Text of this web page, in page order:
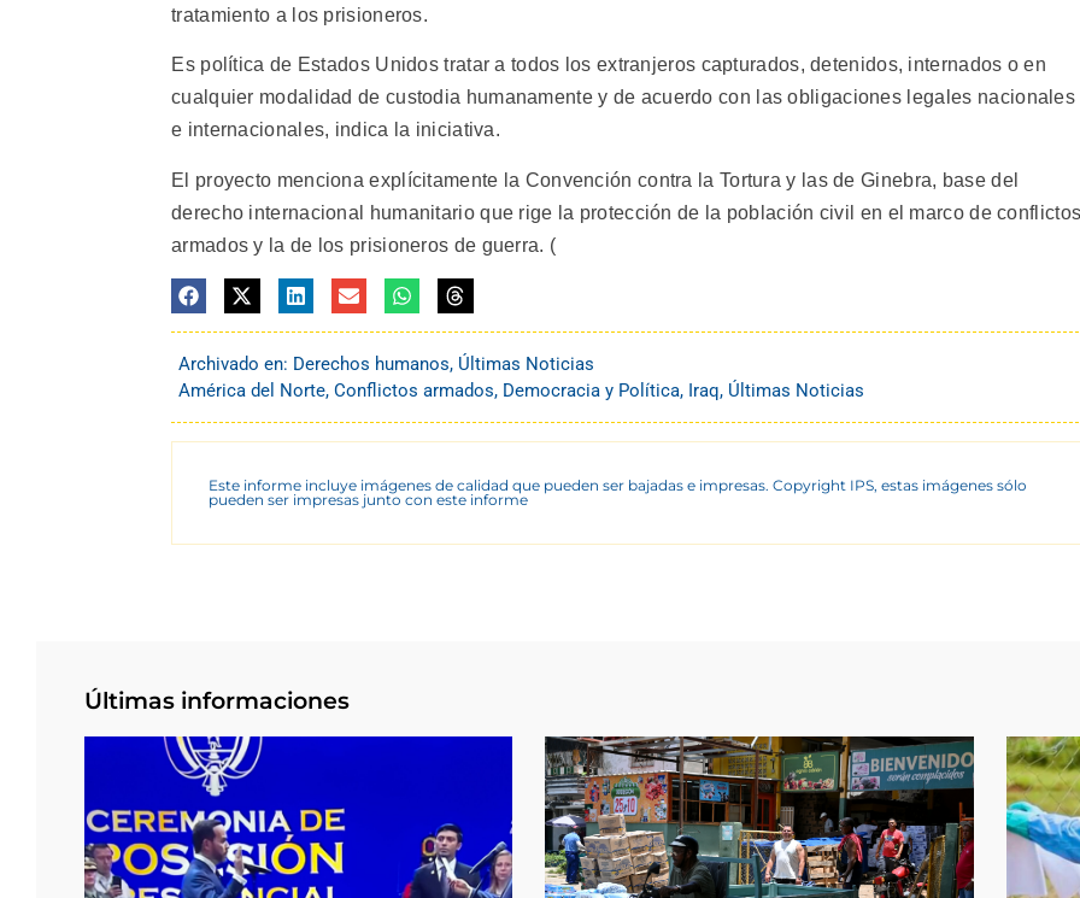
tratamiento a los prisioneros.
Es política de Estados Unidos tratar a todos los extranjeros capturados, detenidos, internados o en
cualquier modalidad de custodia humanamente y de acuerdo con las obligaciones legales nacionales
e internacionales, indica la iniciativa.
El proyecto menciona explícitamente la Convención contra la Tortura y las de Ginebra, base del
derecho internacional humanitario que rige la protección de la población civil en el marco de
armados y la de los prisioneros de guerra. (
Archivado en: Derechos humanos, Últimas Noticias
América del Norte, Conflictos armados, Democracia y Política, Iraq, Últimas Noticias
Este informe incluye imágenes de calidad que pueden ser bajadas e impresas. Copyright IPS, estas imágenes sólo
pueden ser impresas junto con este informe
Últimas informaciones